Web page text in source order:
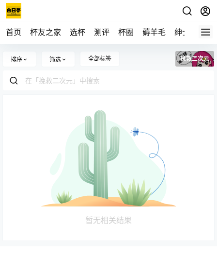
首页 杯友之家 选杯 测评 杯圈 薅羊毛 绅士 视频
排序 筛选 全部标签 挽救二次元
暂无相关结果